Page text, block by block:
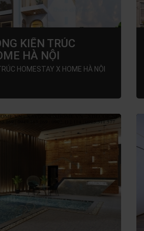
KIẾN TRÚC
HÀ NỘI
HOMESTAY X HOME HÀ NỘI